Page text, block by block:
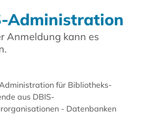
Administration
Anmeldung kann es
für Bibliotheks-
aus DBIS-
- Datenbanken